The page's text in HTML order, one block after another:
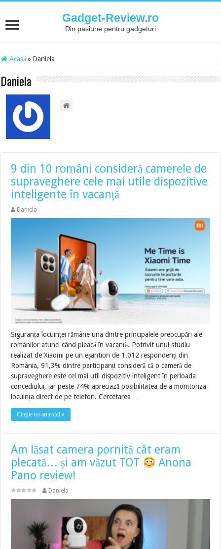
Gadget-Review.ro
Din pasiune pentru gadgeturi
Acasă » Daniela
Daniela
9 din 10 români consideră camerele de
supraveghere cele mai utile dispozitive
inteligente în vacanță
Daniela
Siguranța locuinței rămâne una dintre principalele preocupări ale
românilor atunci când pleacă în vacanță. Potrivit unui studiu
realizat de Xiaomi pe un eșantion de 1.012 respondenți din
România, 91,3% dintre participanți consideră că o cameră de
supraveghere este cel mai util dispozitiv inteligent în perioada
concediului, iar peste 74% apreciază posibilitatea de a monitoriza
locuința direct de pe telefon. Cercetarea …
Citește tot articolul »
Am lăsat camera pornită cât eram
plecată… și am văzut TOT
Anona
Pano review!
Daniela